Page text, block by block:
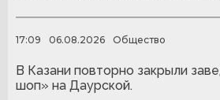
17:09 06.08.2026 Общество
В Казани повторно закрыли
шоп» на Даурской.